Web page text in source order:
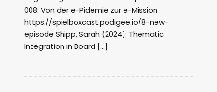
008: Von der e-Pidemie zur e-Mission
https://spielboxcast.podigee.io/8-new-
episode Shipp, Sarah (2024): Thematic
Integration in Board […]